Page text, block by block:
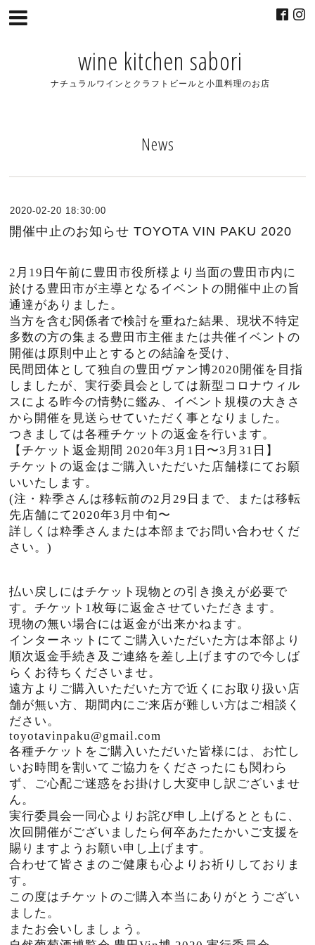
wine kitchen sabori
ナチュラルワインとクラフトビールと小皿料理のお店
News
2020-02-20 18:30:00
開催中止のお知らせ TOYOTA VIN PAKU 2020
2月19日午前に豊田市役所様より当面の豊田市内に
於ける豊田市が主導となるイベントの開催中止の旨
通達がありました。
当方を含む関係者で検討を重ねた結果、現状不特定
多数の方の集まる豊田市主催または共催イベントの
開催は原則中止とするとの結論を受け、
民間団体として独自の豊田ヴァン博2020開催を目指
しましたが、実行委員会としては新型コロナウィル
スによる昨今の情勢に鑑み、イベント規模の大きさ
から開催を見送らせていただく事となりました。
つきましては各種チケットの返金を行います。
【チケット返金期間 2020年3月1日〜3月31日】
チケットの返金はご購入いただいた店舗様にてお願
いいたします。
(注・粋季さんは移転前の2月29日まで、または移転
先店舗にて2020年3月中旬〜
詳しくは粋季さんまたは本部までお問い合わせくだ
さい。)
払い戻しにはチケット現物との引き換えが必要で
す。チケット1枚毎に返金させていただきます。
現物の無い場合には返金が出来かねます。
インターネットにてご購入いただいた方は本部より
順次返金手続き及ご連絡を差し上げますので今しば
らくお待ちくださいませ。
遠方よりご購入いただいた方で近くにお取り扱い店
舗が無い方、期間内にご来店が難しい方はご相談く
ださい。
toyotavinpaku@gmail.com
各種チケットをご購入いただいた皆様には、お忙し
いお時間を割いてご協力をくださったにも関わら
ず、ご心配ご迷惑をお掛けし大変申し訳ございませ
ん。
実行委員会一同心よりお詫び申し上げるとともに、
次回開催がございましたら何卒あたたかいご支援を
賜りますようお願い申し上げます。
合わせて皆さまのご健康も心よりお祈りしておりま
す。
この度はチケットのご購入本当にありがとうござい
ました。
またお会いしましょう。